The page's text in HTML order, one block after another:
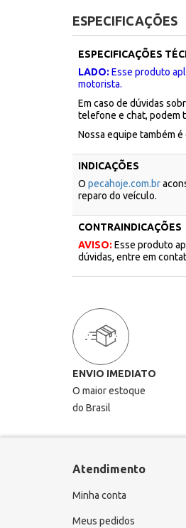
ESPECIFICAÇÕES
ESPECIFICAÇÕES
LADO: Esse produto
motorista.
Em caso de dúvidas
telefone e chat, podem
Nossa equipe também
INDICAÇÕES
O pecahoje.com.br
reparo do veículo.
CONTRAINDICAÇÕES
AVISO: Esse produto
dúvidas, entre em
ENVIO IMEDIATO
O maior estoque
do Brasil
Atendimento
Minha conta
Meus pedidos